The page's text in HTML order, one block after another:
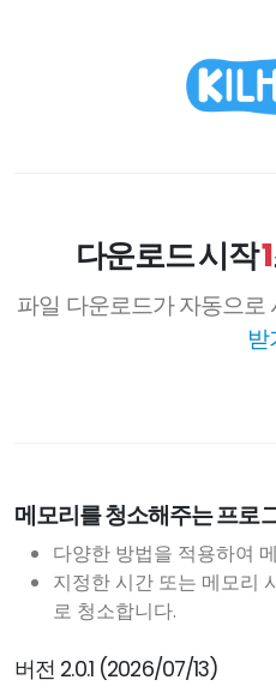
다운로드 시작1
파일 다운로드가 자동으로
받
메모리를 청소해주는 프로
다양한 방법을 적용하여
지정한 시간 또는 메모리
로 청소합니다.
버전 2.0.1 (2026/07/13)